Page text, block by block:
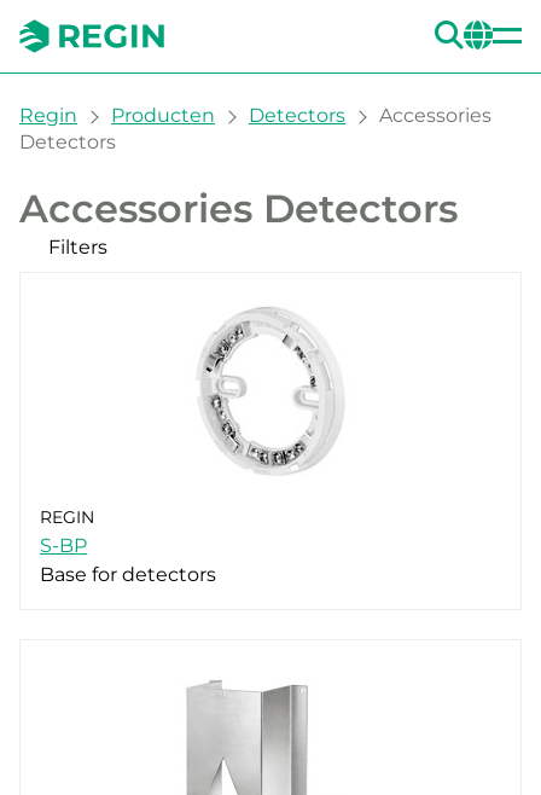
You are here:
Regin Producten Detectors
Accessories
Detectors
Accessories Detectors
Filters
REGIN
S-BP
Base for detectors